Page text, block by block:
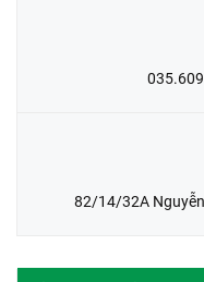
82/14/32A Nguyễn